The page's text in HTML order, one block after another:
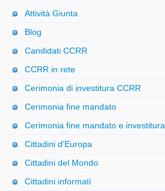
Attività Giunta
Blog
Candidati CCRR
CCRR in rete
Cerimonia di investitura CCRR
Cerimonia fine mandato
Cerimonia fine mandato e
Cittadini d'Europa
Cittadini del Mondo
Cittadini informati